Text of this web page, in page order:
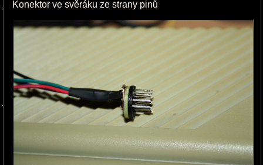
Konektor ve svěráku ze strany pinů